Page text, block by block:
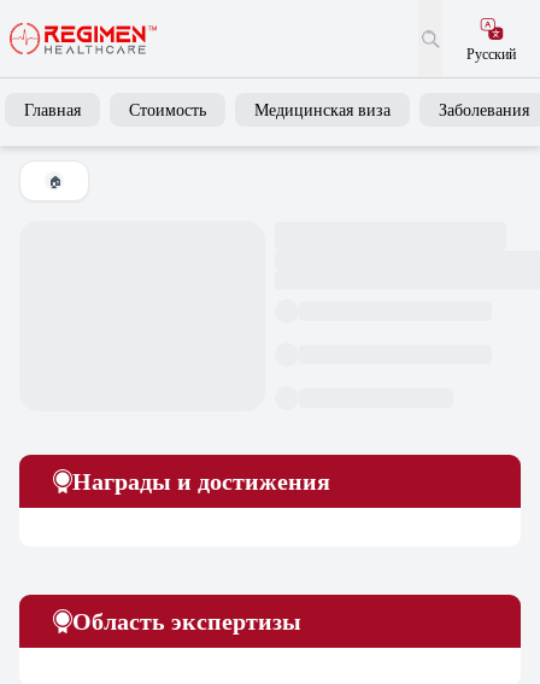
Русский
Главная Стоимость Медицинская виза Заболевания
🏠
Награды и достижения
Область экспертизы